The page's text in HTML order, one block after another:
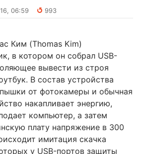
06:59
993
Ким (Thomas Kim)
в котором он собрал USB-
вывести из строя
В состав устройства
от фотокамеры и обычная
накапливает энергию,
компьютер, а затем
плату напряжение в 300
имитация скачка
у USB-портов защиты